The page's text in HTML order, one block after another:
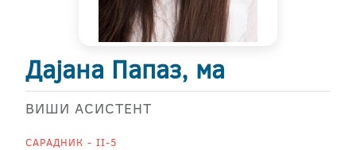
Дајана Папаз, ма
ВИШИ АСИСТЕНТ
САРАДНИК - II-5